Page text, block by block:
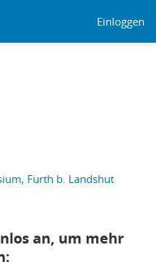
Einloggen
Furth b. Landshut
an, um mehr